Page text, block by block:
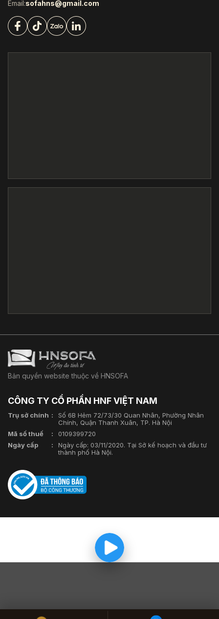
Email:sofahns@gmail.com
Bản quyền website thuộc về HNSOFA
CÔNG TY CỔ PHẦN HNF VIỆT NAM
Trụ sở chính
Số 6B Hẻm 72/73/30 Quan Nhân, Phường Nhân
Chính, Quận Thanh Xuân, TP. Hà Nội
Mã số thuế
0109399720
Ngày cấp
Ngày cấp: 03/11/2020. Tại Sở kế hoạch và đầu tư
thành phố Hà Nội.